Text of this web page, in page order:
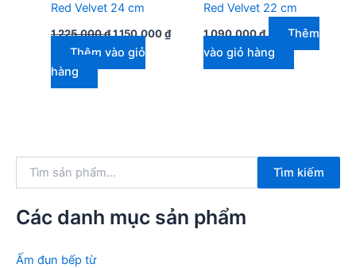
Red Velvet 24 cm
1.225.000₫ Giá
là:
1.225.000 ₫.
1.150.000₫Giá
hiện
Thêm vào giỏ
hàng
Red Velvet 22 cm
1.090.000₫
Thêm
vào giỏ hàng
k
m
Tìm kiếm
Các danh mục sản phẩm
Ấm đun bếp từ